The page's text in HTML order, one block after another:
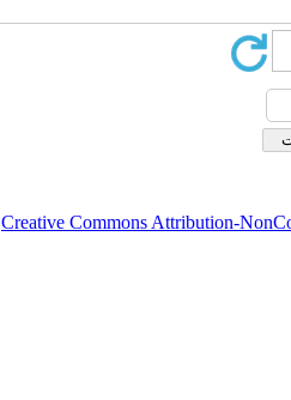
Creative Commons Attribution-